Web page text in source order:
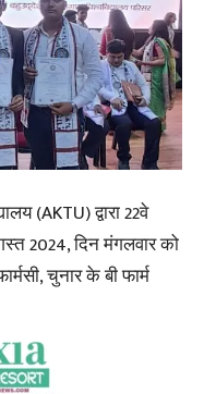
(AKTU) द्वारा 22वे
2024, दिन मंगलवार को
चुनार के बी फार्म